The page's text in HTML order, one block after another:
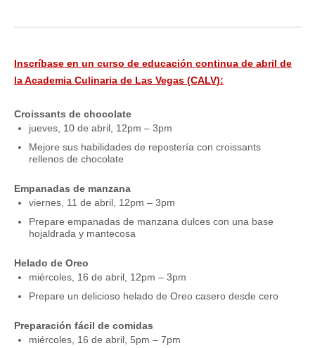
Inscríbase en un curso de educación continua de abril de
la Academia Culinaria de Las Vegas (CALV):
Croissants de chocolate
jueves, 10 de abril, 12pm – 3pm
Mejore sus habilidades de repostería con croissants
rellenos de chocolate
Empanadas de manzana
viernes, 11 de abril, 12pm – 3pm
Prepare empanadas de manzana dulces con una base
hojaldrada y mantecosa
Helado de Oreo
miércoles, 16 de abril, 12pm – 3pm
Prepare un delicioso helado de Oreo casero desde cero
Preparación fácil de comidas
miércoles, 16 de abril, 5pm – 7pm